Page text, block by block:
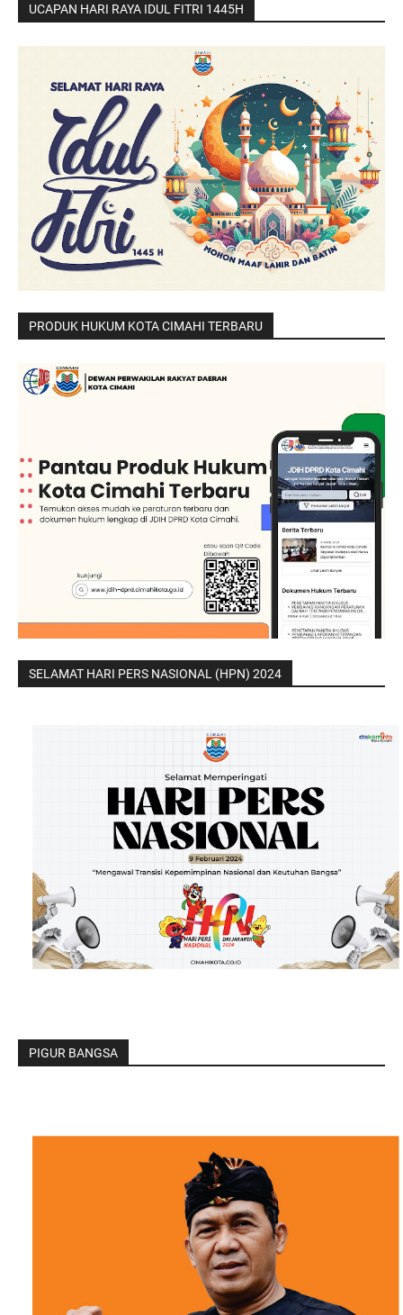
UCAPAN HARI RAYA IDUL FITRI 1445H
PRODUK HUKUM KOTA CIMAHI TERBARU
SELAMAT HARI PERS NASIONAL (HPN) 2024
PIGUR BANGSA